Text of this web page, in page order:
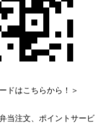
ドはこちらから！＞
当注文、ポイントサービ